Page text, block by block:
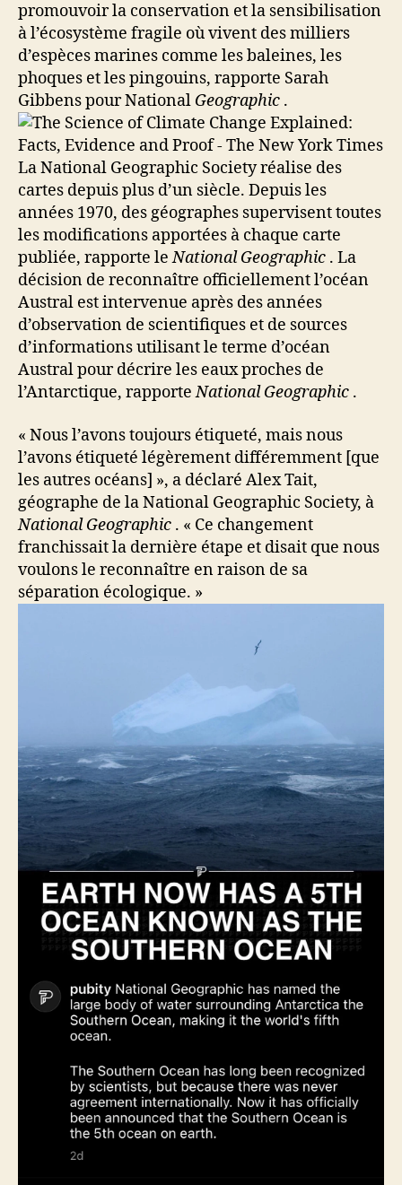
promouvoir la conservation et la sensibilisation
à l’écosystème fragile où vivent des milliers
d’espèces marines comme les baleines, les
phoques et les pingouins, rapporte Sarah
Gibbens pour National Geographic .
La National Geographic Society réalise des
cartes depuis plus d’un siècle. Depuis les
années 1970, des géographes supervisent toutes
les modifications apportées à chaque carte
publiée, rapporte leNational Geographic . La
décision de reconnaître officiellement l’océan
Austral est intervenue après des années
d’observation de scientifiques et de sources
d’informations utilisant le terme d’océan
Austral pour décrire les eaux proches de
l’Antarctique, rapporteNational Geographic .
« Nous l’avons toujours étiqueté, mais nous
l’avons étiqueté légèrement différemment [que
les autres océans] », a déclaré Alex Tait,
géographe de la National Geographic Society, à
National Geographic . « Ce changement
franchissait la dernière étape et disait que nous
voulons le reconnaître en raison de sa
séparation écologique. »